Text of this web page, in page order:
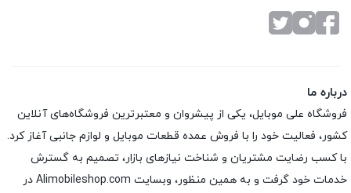
درباره ما
فروشگاه علی موبایل، یکی از پیشروان و معتبرترین فروشگاه‌های آنلاین
کشور، فعالیت خود را با فروش عمده قطعات موبایل و لوازم جانبی آغاز کرد.
با کسب رضایت مشتریان و شناخت نیازهای بازار، تصمیم به گسترش
خدمات خود گرفت و به همین منظور، وبسایت Alimobileshop.com در